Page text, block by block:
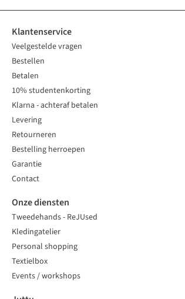
Klantenservice
Veelgestelde vragen
Bestellen
Betalen
10% studentenkorting
Klarna - achteraf betalen
Levering
Retourneren
Bestelling herroepen
Garantie
Contact
Onze diensten
Tweedehands - ReJUsed
Kledingatelier
Personal shopping
Textielbox
Events / workshops